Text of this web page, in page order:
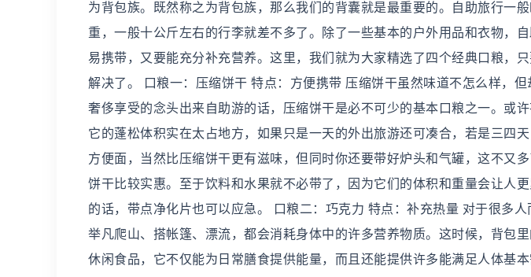
为背包族。既然称之为背包族，那么我们的背囊就是最重要的。自助旅行一
重，一般十公斤左右的行李就差不多了。除了一些基本的户外用品和衣物，
易携带，又要能充分补充营养。这里，我们就为大家精选了四个经典口粮，
解决了。 口粮一：压缩饼干 特点：方便携带 压缩饼干虽然味道不怎么样，
奢侈享受的念头出来自助游的话，压缩饼干是必不可少的基本口粮之一。或
它的蓬松体积实在太占地方，如果只是一天的外出旅游还可凑合，若是三四
方便面，当然比压缩饼干更有滋味，但同时你还要带好炉头和气罐，这不又
饼干比较实惠。至于饮料和水果就不必带了，因为它们的体积和重量会让人
的话，带点净化片也可以应急。 口粮二：巧克力 特点：补充热量 对于很多人
举凡爬山、搭帐篷、漂流，都会消耗身体中的许多营养物质。这时候，背包
休闲食品，它不仅能为日常膳食提供能量，而且还能提供许多能满足人体基